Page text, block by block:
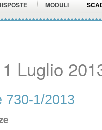
MODULI
Luglio
730-1/2013